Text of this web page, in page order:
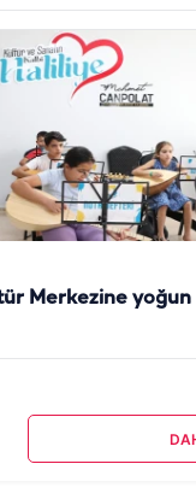
Merkezine yoğun